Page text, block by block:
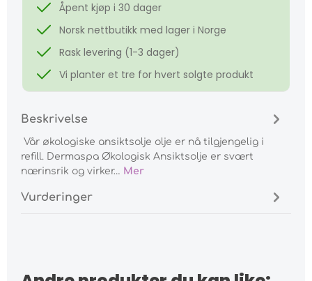
Åpent kjøp i 30 dager
Norsk nettbutikk med lager i Norge
Rask levering (1-3 dager)
Vi planter et tre for hvert solgte produkt
Beskrivelse
Vår økologiske ansiktsolje olje er nå tilgjengelig i
refill. Dermaspa Økologisk Ansiktsolje er svært
nærinsrik og virker… Mer
Vurderinger